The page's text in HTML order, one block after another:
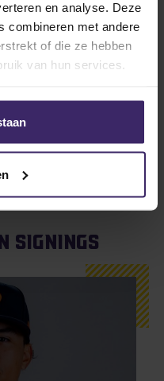
en analyse. Deze
combineren met andere
of die ze hebben
van hun services.
en plezier bij
Signings